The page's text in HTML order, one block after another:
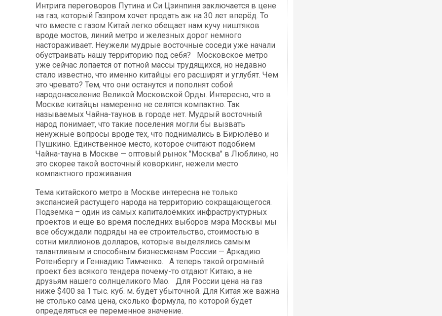
Интрига переговоров Путина и Си Цзинпиня заключается в цене
на газ, который Газпром хочет продать аж на 30 лет вперёд. То
что вместе с газом Китай легко обещает нам кучу ништяков
вроде мостов, линий метро и железных дорог немного
настораживает. Неужели мудрые восточные соседи уже начали
обустраивать нашу территорию под себя? Московское метро
уже сейчас лопается от потной массы трудящихся, но недавно
стало известно, что именно китайцы его расширят и углубят. Чем
это чревато? Тем, что они останутся и пополнят собой
народонаселение Великой Московской Орды. Интересно, что в
Москве китайцы намеренно не селятся компактно. Так
называемых Чайна-таунов в городе нет. Мудрый восточный
народ понимает, что такие поселения могли бы вызвать
ненужные вопросы вроде тех, что поднимались в Бирюлёво и
Пушкино. Единственное место, которое считают подобием
Чайна-тауна в Москве — оптовый рынок "Москва" в Люблино, но
это скорее такой восточный коворкинг, нежели место
компактного проживания.
Тема китайского метро в Москве интересна не только
экспансией растущего народа на территорию сокращающегося.
Подземка – один из самых капиталоёмких инфраструктурных
проектов и еще во время последних выборов мэра Москвы мы
все обсуждали подряды на ее строительство, стоимостью в
сотни миллионов долларов, которые выделялись самым
талантливым и способным бизнесменам России — Аркадию
Ротенбергу и Геннадию Тимченко. А теперь такой огромный
проект без всякого тендера почему-то отдают Китаю, а не
друзьям нашего солнцеликого Мао. Для России цена на газ
ниже $400 за 1 тыс. куб. м. будет убыточной. Для Китая же важна
не столько сама цена, сколько формула, по которой будет
определяться ее переменное значение.